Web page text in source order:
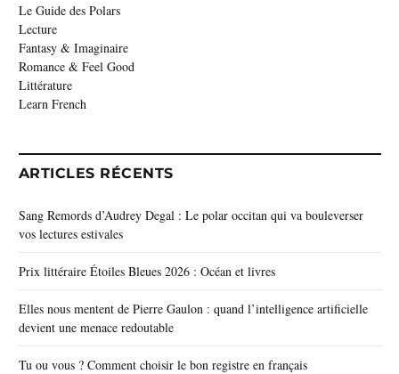
Le Guide des Polars
Lecture
Fantasy & Imaginaire
Romance & Feel Good
Littérature
Learn French
ARTICLES RÉCENTS
Sang Remords d’Audrey Degal : Le polar occitan qui va bouleverser
vos lectures estivales
Prix littéraire Étoiles Bleues 2026 : Océan et livres
Elles nous mentent de Pierre Gaulon : quand l’intelligence artificielle
devient une menace redoutable
Tu ou vous ? Comment choisir le bon registre en français